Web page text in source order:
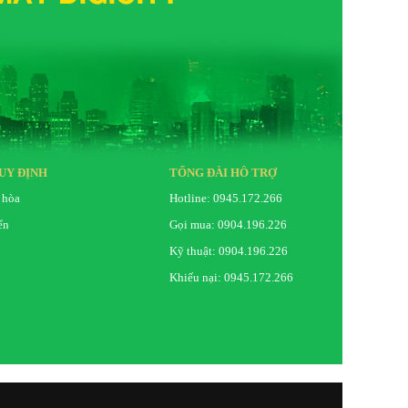
ĐỊNH
TỔNG ĐÀI HỖ TRỢ
Hotline: 0945.172.266
Gọi mua: 0904.196.226
Kỹ thuật: 0904.196.226
Khiếu nại: 0945.172.266